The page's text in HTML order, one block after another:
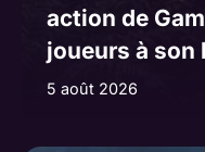
action de
joueurs à son
5 août 2026